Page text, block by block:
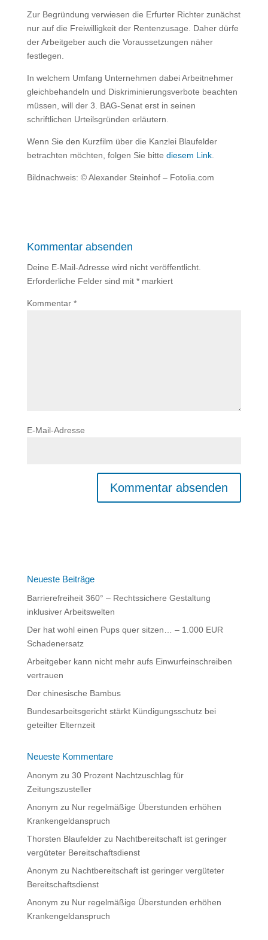
Zur Begründung verwiesen die Erfurter Richter zunächst
nur auf die Freiwilligkeit der Rentenzusage. Daher dürfe
der Arbeitgeber auch die Voraussetzungen näher
festlegen.
In welchem Umfang Unternehmen dabei Arbeitnehmer
gleichbehandeln und Diskriminierungsverbote beachten
müssen, will der 3. BAG-Senat erst in seinen
schriftlichen Urteilsgründen erläutern.
Wenn Sie den Kurzfilm über die Kanzlei Blaufelder
betrachten möchten, folgen Sie bitte diesem Link.
Bildnachweis: © Alexander Steinhof – Fotolia.com
Kommentar absenden
Deine E-Mail-Adresse wird nicht veröffentlicht.
Erforderliche Felder sind mit *markiert
Kommentar *
E-Mail-Adresse
n
v
e
:
Neueste Beiträge
Barrierefreiheit 360° – Rechtssichere Gestaltung
inklusiver Arbeitswelten
Der hat wohl einen Pups quer sitzen… – 1.000 EUR
Schadenersatz
Arbeitgeber kann nicht mehr aufs Einwurfeinschreiben
vertrauen
Der chinesische Bambus
Bundesarbeitsgericht stärkt Kündigungsschutz bei
geteilter Elternzeit
Neueste Kommentare
Anonym zu 30 Prozent Nachtzuschlag für
Zeitungszusteller
Anonym zu Nur regelmäßige Überstunden erhöhen
Krankengeldanspruch
Thorsten Blaufelderzu Nachtbereitschaft ist geringer
vergüteter Bereitschaftsdienst
Anonym zu Nachtbereitschaft ist geringer vergüteter
Bereitschaftsdienst
Anonym zu Nur regelmäßige Überstunden erhöhen
Krankengeldanspruch